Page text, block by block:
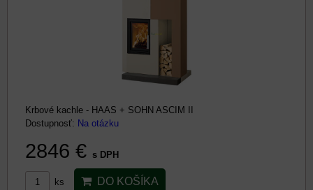
Krbové kachle - HAAS + SOHN ASCIM II
Dostupnosť: Na otázku
2846 € s DPH
ks DO KOŠÍKA